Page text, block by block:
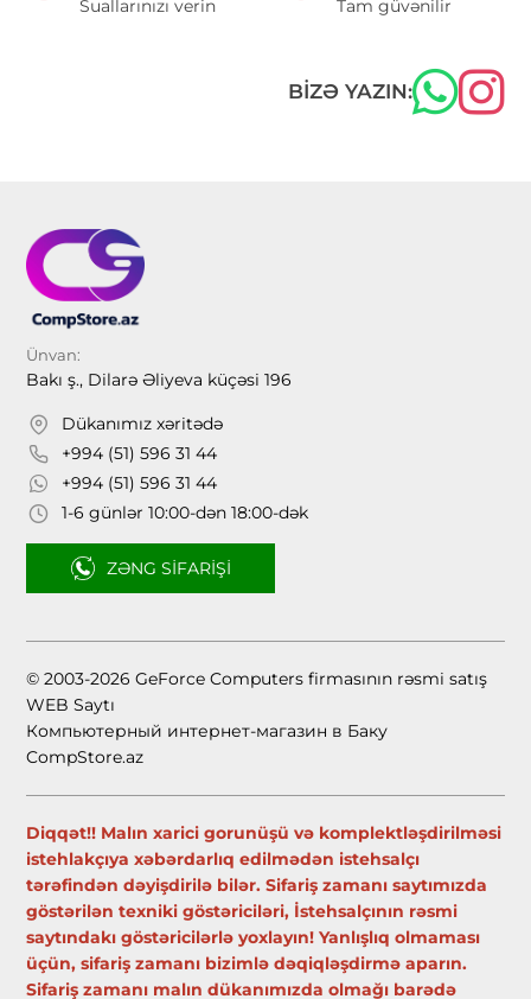
Suallarınızı verin Tam güvənilir
BIZƏ YAZIN:
Ünvan:
Bakı ş., Dilarə Əliyeva küçəsi 196
Dükanımız xəritədə
+994 (51) 596 31 44
+994 (51) 596 31 44
1-6 günlər 10:00-dən 18:00-dək
ZƏNG SIFARIŞI
© 2003-2026 GeForce Computers firmasının rəsmi satış
WEB Saytı
Компьютерный интернет-магазин в Баку
CompStore.az
Diqqət!! Malın xarici gorunüşü və komplektləşdirilməsi
istehlakçıya xəbərdarlıq edilmədən istehsalçı
tərəfindən dəyişdirilə bilər. Sifariş zamanı saytımızda
göstərilən texniki göstəriciləri, İstehsalçının rəsmi
saytındakı göstəricilərlə yoxlayın! Yanlışlıq olmaması
üçün, sifariş zamanı bizimlə dəqiqləşdirmə aparın.
Sifariş zamanı malın dükanımızda olmağı barədə